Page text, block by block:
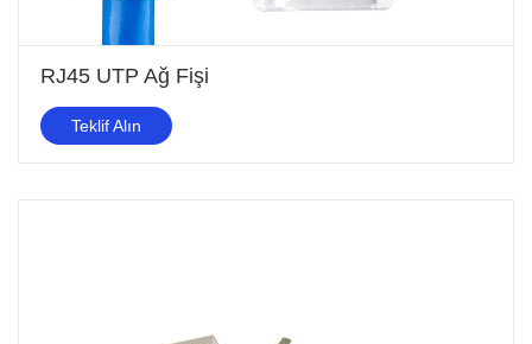
RJ45 UTP Ağ Fişi
Teklif Alın